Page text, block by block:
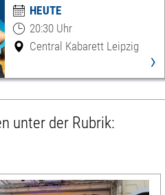
HEUTE
20:30 Uhr
Central Kabarett Leipzig
›
unter der Rubrik: